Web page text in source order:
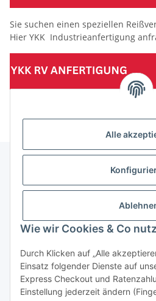
Alle
Wie wir Cookies & Co
Durch Klicken auf „Alle
Einsatz folgender Dienste auf
Express Checkout und
Einstellung jederzeit ändern
Sie suchen einen speziellen
Hier YKK Industrieanfertigung
(Mindesttabnahmemenge 10 Stück je Länge und
Informationen
Gesetzliche Informationen
Vertrag